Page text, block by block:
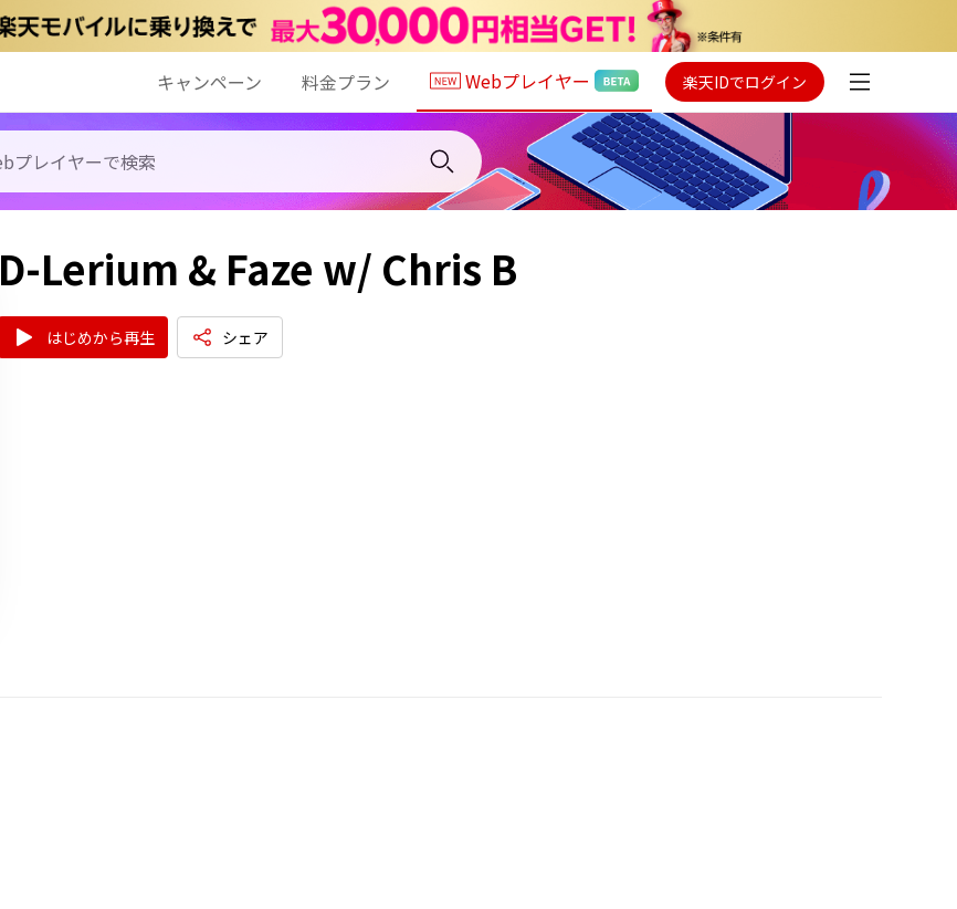
キャンペーン 料金プラン Webプレイヤー 楽天IDでログイン
D-Lerium & Faze w/ Chris B
はじめから再生 シェア